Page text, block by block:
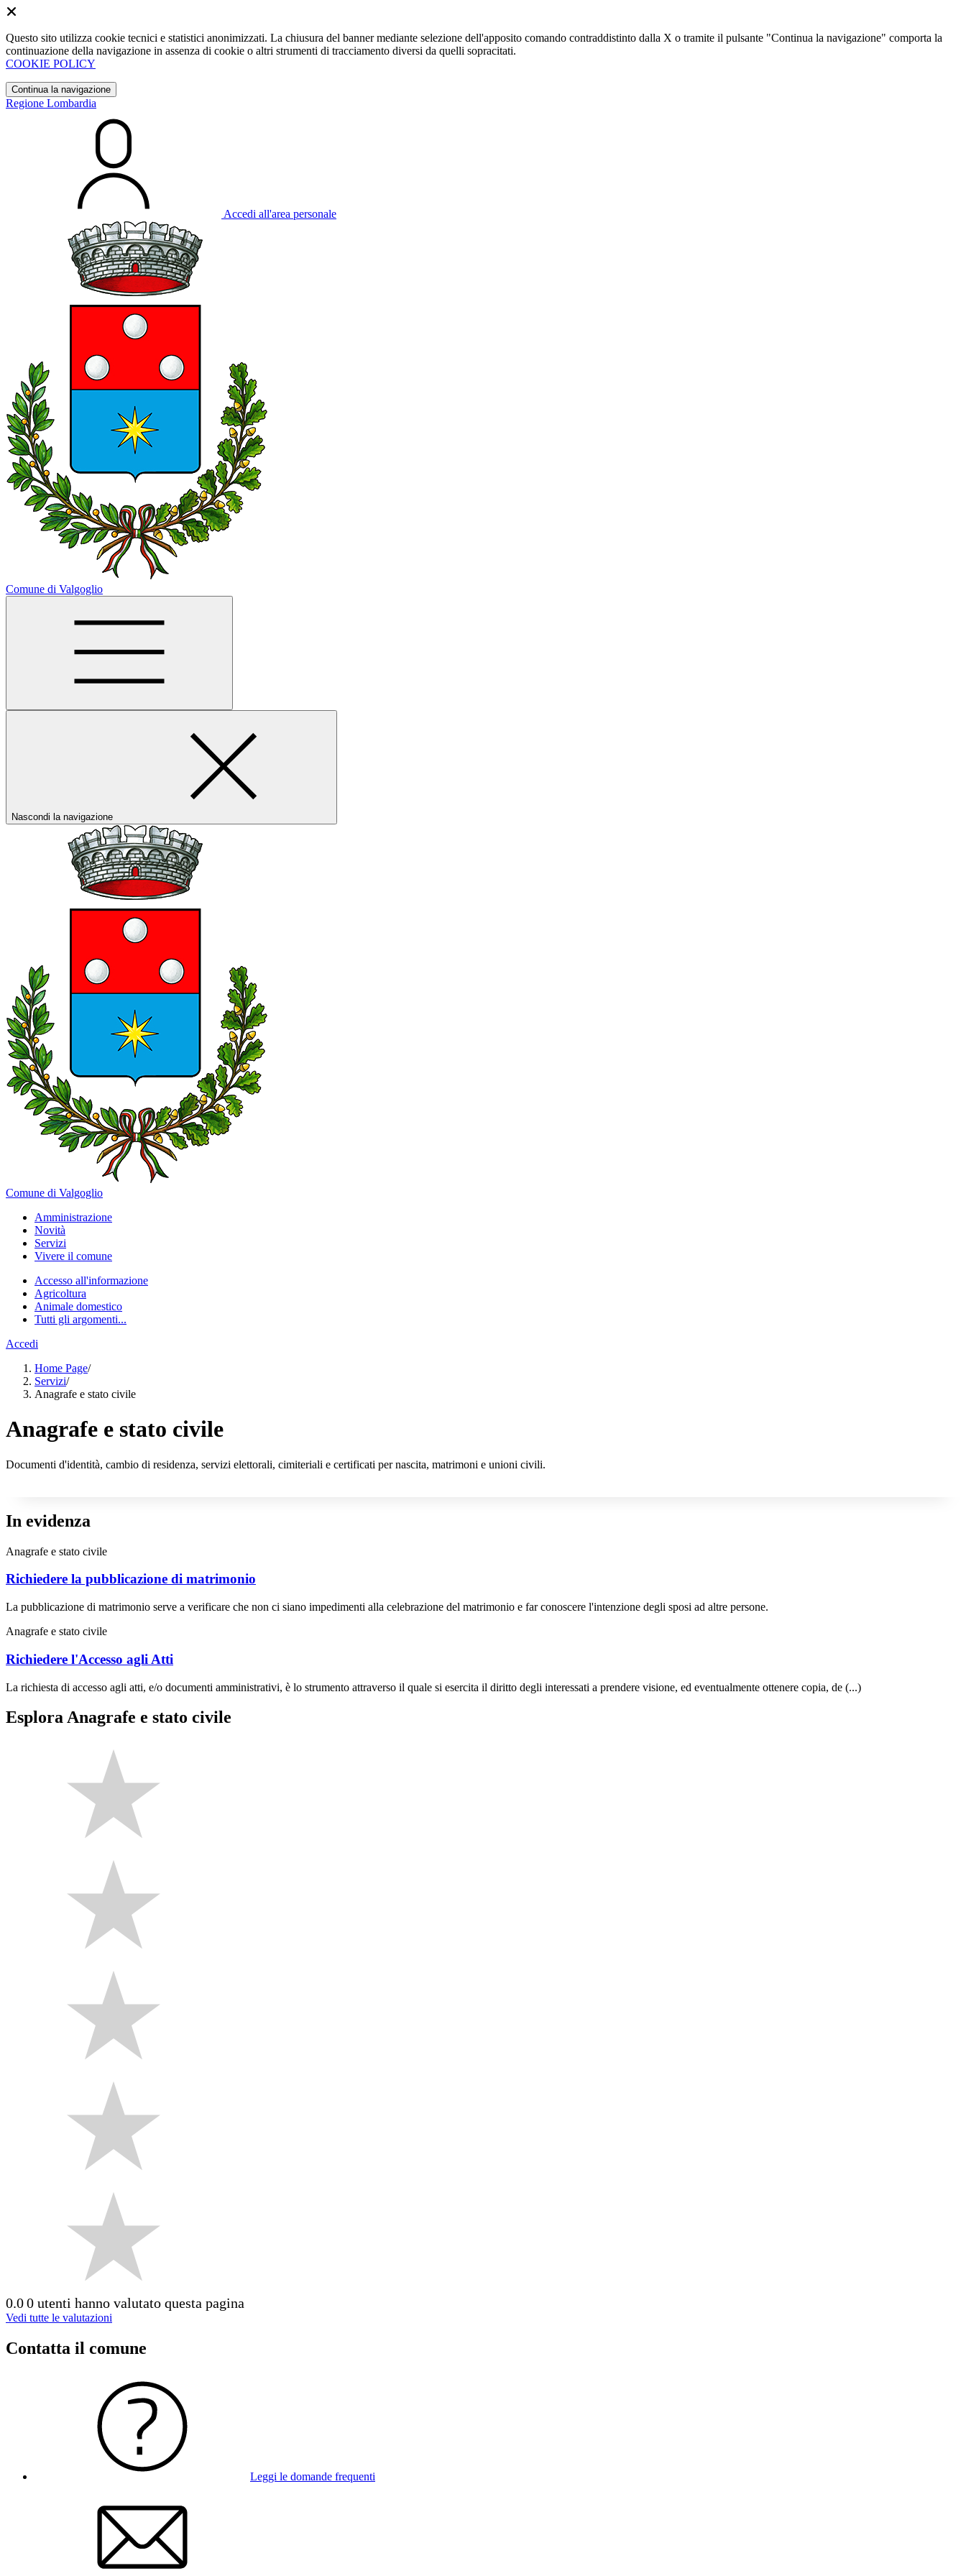
Questo sito utilizza cookie tecnici e statistici anonimizzati. La chiusura del banner mediante selezione dell'apposito comando contraddistinto dalla X o tramite il pulsante "Continua la navigazione" comporta la
continuazione della navigazione in assenza di cookie o altri strumenti di tracciamento diversi da quelli sopracitati.
COOKIE POLICY
Continua la navigazione
Regione Lombardia
Accedi all'area personale
Comune di Valgoglio
Nascondi la navigazione
Comune di Valgoglio
Amministrazione
Novità
Servizi
Vivere il comune
Accesso all'informazione
Agricoltura
Animale domestico
Tutti gli argomenti...
Accedi
Home Page/
Servizi/
Anagrafe e stato civile
Anagrafe e stato civile
Documenti d'identità, cambio di residenza, servizi elettorali, cimiteriali e certificati per nascita, matrimoni e unioni civili.
In evidenza
Anagrafe e stato civile
Richiedere la pubblicazione di matrimonio
La pubblicazione di matrimonio serve a verificare che non ci siano impedimenti alla celebrazione del matrimonio e far conoscere l'intenzione degli sposi ad altre persone.
Anagrafe e stato civile
Richiedere l'Accesso agli Atti
La richiesta di accesso agli atti, e/o documenti amministrativi, è lo strumento attraverso il quale si esercita il diritto degli interessati a prendere visione, ed eventualmente ottenere copia, de (...)
Esplora Anagrafe e stato civile
0.00 utenti hanno valutato questa pagina
Vedi tutte le valutazioni
Contatta il comune
Leggi le domande frequenti